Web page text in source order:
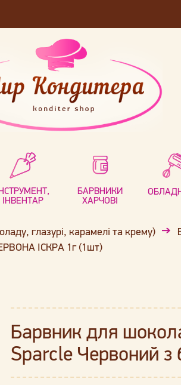
ІНВЕНТАР
БАРВНИКИ
ХАРЧОВІ
глазурі, карамелі та крему)
ІСКРА 1г (1шт)
Барвник для
Sparcle Червоний з